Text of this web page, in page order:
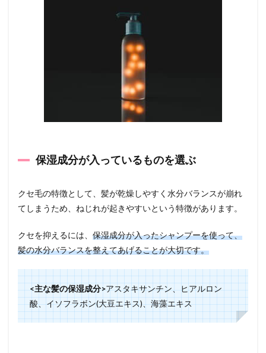
保湿成分が入っているものを選ぶ
クセ毛の特徴として、髪が乾燥しやすく水分バランスが崩れ
てしまうため、ねじれが起きやすいという特徴があります。
クセを抑えるには、 保湿成分が入ったシャンプーを使って、
髪の水分バランスを整えてあげることが大切です。
<主な髪の保湿成分>アスタキサンチン、ヒアルロン
酸、イソフラボン(大豆エキス)、海藻エキス